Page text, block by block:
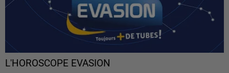
L'HOROSCOPE EVASION